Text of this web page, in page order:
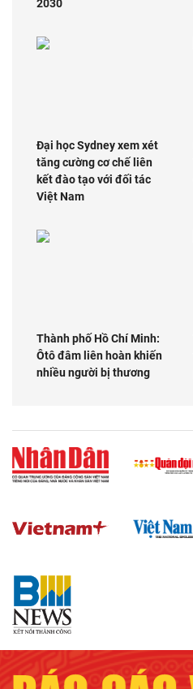
2030
Đại học Sydney xem xét
tăng cường cơ chế liên
kết đào tạo với đối tác
Việt Nam
Thành phố Hồ Chí Minh:
Ôtô đâm liên hoàn khiến
nhiều người bị thương